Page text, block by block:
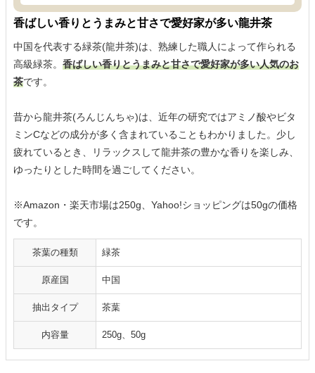
香ばしい香りとうまみと甘さで愛好家が多い龍井茶
中国を代表する緑茶(龍井茶)は、熟練した職人によって作られる
高級緑茶。 香ばしい香りとうまみと甘さで愛好家が多い人気のお
茶です。
昔から龍井茶(ろんじんちゃ)は、近年の研究ではアミノ酸やビタ
ミンCなどの成分が多く含まれていることもわかりました。少し
疲れているとき、リラックスして龍井茶の豊かな香りを楽しみ、
ゆったりとした時間を過ごしてください。
※Amazon・楽天市場は250g、Yahoo!ショッピングは50gの価格
です。
茶葉の種類 緑茶
原産国 中国
抽出タイプ 茶葉
内容量 250g、50g